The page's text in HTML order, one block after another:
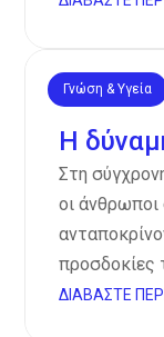
Γνώση & Υγεία
Η
Στη
οι άνθρωποι
προσδοκίες
ΔΙΑΒΆΣΤΕ
Νοέ 11, 2024